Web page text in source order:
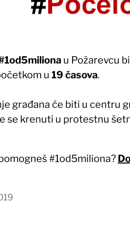
u Požarevcu
u 19 časova.
građana će biti u centru
se krenuti u protestnu
#1od5miliona?